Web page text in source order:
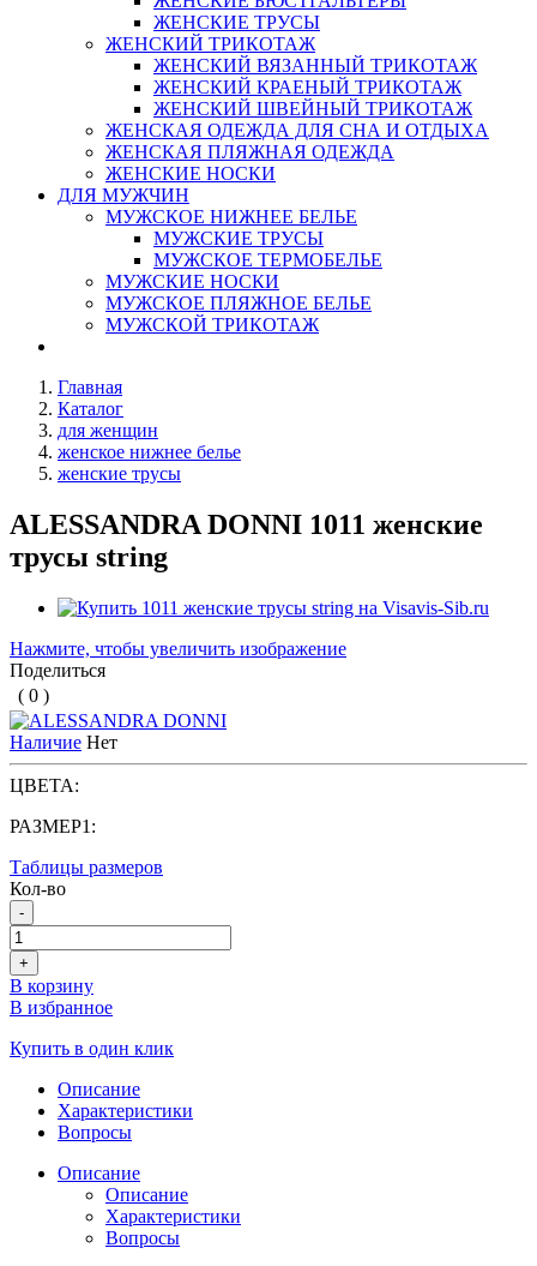
ЖЕНСКИЕ ТРУСЫ
ЖЕНСКИЙ ТРИКОТАЖ
ЖЕНСКИЙ ВЯЗАННЫЙ ТРИКОТАЖ
ЖЕНСКИЙ КРАЕНЫЙ ТРИКОТАЖ
ЖЕНСКИЙ ШВЕЙНЫЙ ТРИКОТАЖ
ЖЕНСКАЯ ОДЕЖДА ДЛЯ СНА И ОТДЫХА
ЖЕНСКАЯ ПЛЯЖНАЯ ОДЕЖДА
ЖЕНСКИЕ НОСКИ
ДЛЯ МУЖЧИН
МУЖСКОЕ НИЖНЕЕ БЕЛЬЕ
МУЖСКИЕ ТРУСЫ
МУЖСКОЕ ТЕРМОБЕЛЬЕ
МУЖСКИЕ НОСКИ
МУЖСКОЕ ПЛЯЖНОЕ БЕЛЬЕ
МУЖСКОЙ ТРИКОТАЖ
Главная
Каталог
для женщин
женское нижнее белье
женские трусы
ALESSANDRA DONNI 1011 женские
трусы string
Нажмите, чтобы увеличить изображение
Поделиться
( 0 )
Наличие Нет
ЦВЕТА:
РАЗМЕР1:
Таблицы размеров
Кол-во
-
+
В корзину
В избранное
Купить в один клик
Описание
Характеристики
Вопросы
Описание
Описание
Характеристики
Вопросы